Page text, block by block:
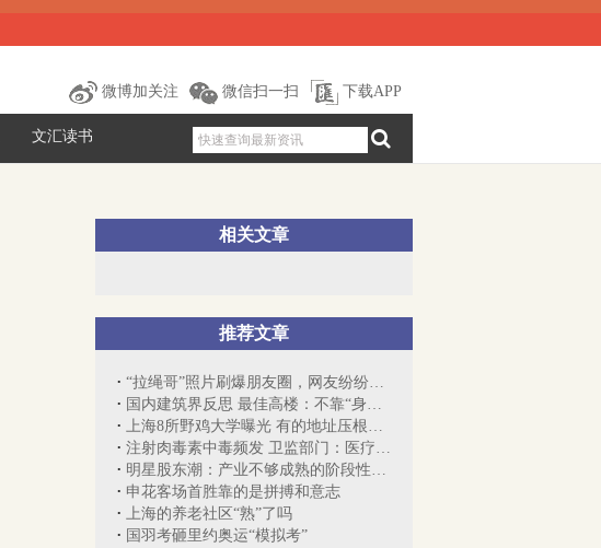
微博加关注 微信扫一扫 下载APP
文汇读书
相关文章
推荐文章
“拉绳哥”照片刷爆朋友圈，网友纷纷寻找...
国内建筑界反思 最佳高楼：不靠“身高”取胜
上海8所野鸡大学曝光 有的地址压根不存在
注射肉毒素中毒频发 卫监部门：医疗美容...
明星股东潮：产业不够成熟的阶段性现象
申花客场首胜靠的是拼搏和意志
上海的养老社区“熟”了吗
国羽考砸里约奥运“模拟考”